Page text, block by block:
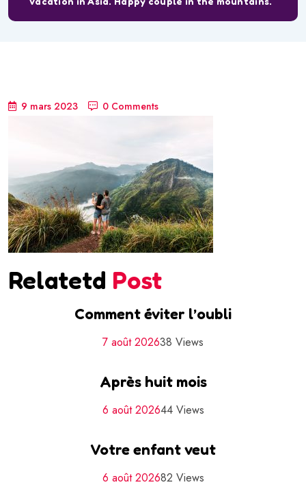
9 mars 2023 0 Comments
Relatetd Post
Comment éviter l’oubli
7 août 202638 Views
Après huit mois
6 août 202644 Views
Votre enfant veut
6 août 202682 Views